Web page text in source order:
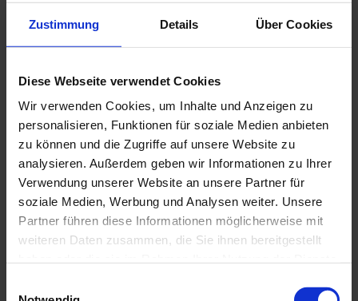
Zustimmung Details Über Cookies
Diese Webseite verwendet Cookies
Wir verwenden Cookies, um Inhalte und Anzeigen zu
personalisieren, Funktionen für soziale Medien anbieten
zu können und die Zugriffe auf unsere Website zu
analysieren. Außerdem geben wir Informationen zu Ihrer
Verwendung unserer Website an unsere Partner für
soziale Medien, Werbung und Analysen weiter. Unsere
Partner führen diese Informationen möglicherweise mit
weiteren Daten zusammen, die Sie ihnen bereitgestellt